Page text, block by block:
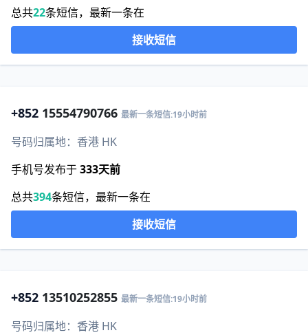
总共22条短信，最新一条在
接收短信
+852 15554790766 最新一条短信:19小时前
号码归属地：香港 HK
手机号发布于333天前
总共394条短信，最新一条在
接收短信
+852 13510252855 最新一条短信:19小时前
号码归属地：香港 HK